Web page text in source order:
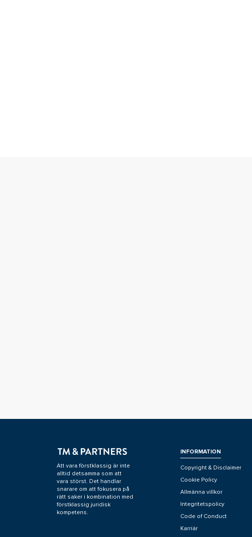
Att vara förstklassig är inte
alltid detsamma som att
vara störst. Det handlar
snarare om att fokusera på
rätt saker i kombination med
förstklassig juridisk
kompetens.
INFORMATION
Copyright & Disclaimer
Cookie Policy
Allmänna villkor
Integritetspolicy
Code of Conduct
Karriär